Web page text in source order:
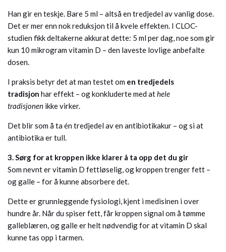
Han gir en teskje. Bare 5 ml – altså en tredjedel av vanlig dose.
Det er mer enn nok reduksjon til å kvele effekten. I CLOC-
studien fikk deltakerne akkurat dette: 5 ml per dag, noe som gir
kun 10 mikrogram vitamin D – den laveste lovlige anbefalte
dosen.
I praksis betyr det at man testet om en tredjedels
tradisjon har effekt – og konkluderte med athele
tradisjonen ikke virker.
Det blir som å ta én tredjedel av en antibiotikakur – og si at
antibiotika er tull.
3. Sørg for at kroppen ikke klarer å ta opp det du gir
Som nevnt er vitamin D fettløselig, og kroppen trenger fett –
og galle – for å kunne absorbere det.
Dette er grunnleggende fysiologi, kjent i medisinen i over
hundre år. Når du spiser fett, får kroppen signal om å tømme
galleblæren, og galle er helt nødvendig for at vitamin D skal
kunne tas opp i tarmen.